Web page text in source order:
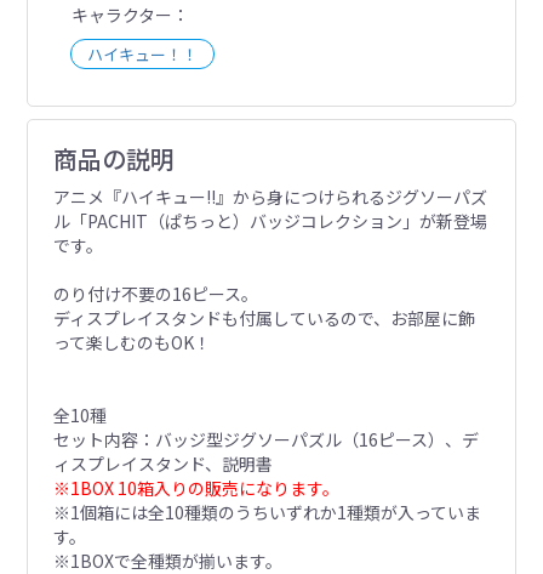
キャラクター
ハイキュー！！
商品の説明
アニメ『ハイキュー!!』から身につけられるジグソーパズ
ル「PACHIT（ぱちっと）バッジコレクション」が新登場
です。
のり付け不要の16ピース。
ディスプレイスタンドも付属しているので、お部屋に飾
って楽しむのもOK！
全10種
セット内容：バッジ型ジグソーパズル（16ピース）、デ
ィスプレイスタンド、説明書
※1BOX 10箱入りの販売になります。
※1個箱には全10種類のうちいずれか1種類が入っていま
す。
※1BOXで全種類が揃います。